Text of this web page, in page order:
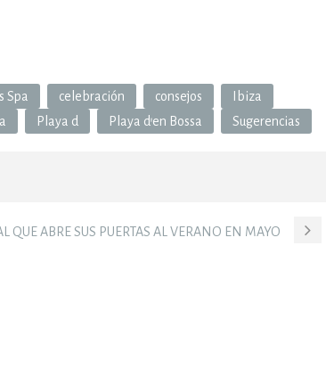
Spa celebración consejos
Ibiza
Playa d Playa d’en Bossa Sugerencias
QUE ABRE SUS PUERTAS AL VERANO EN MAYO